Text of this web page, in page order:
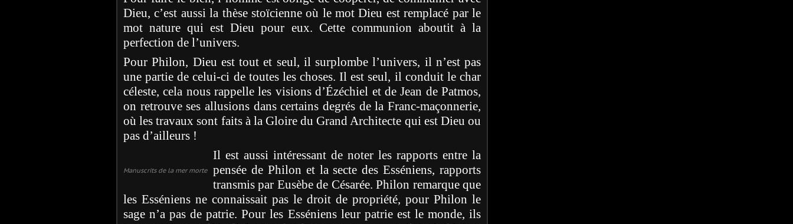
Dieu, c’est aussi la thèse stoïcienne où le mot Dieu est remplacé par le
mot nature qui est Dieu pour eux. Cette communion aboutit à la
perfection de l’univers.
Pour Philon, Dieu est tout et seul, il surplombe l’univers, il n’est pas
une partie de celui-ci de toutes les choses. Il est seul, il conduit le char
céleste, cela nous rappelle les visions d’Ézéchiel et de Jean de Patmos,
on retrouve ses allusions dans certains degrés de la Franc-maçonnerie,
où les travaux sont faits à la Gloire du Grand Architecte qui est Dieu ou
pas d’ailleurs !
Manuscrits de la mer morte
Il est aussi intéressant de noter les rapports entre la
pensée de Philon et la secte des Esséniens, rapports
transmis par Eusèbe de Césarée. Philon remarque que
les Esséniens ne connaissait pas le droit de propriété, pour Philon le
sage n’a pas de patrie. Pour les Esséniens leur patrie est le monde, ils